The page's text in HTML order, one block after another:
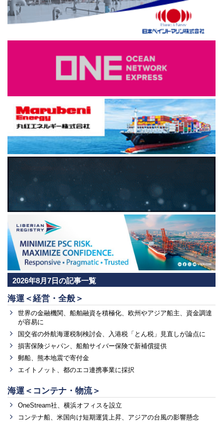
2026年8月7日の記事一覧
海運＜経営・全般＞
世界の金融機関、船舶融資を積極化、欧州やアジア船主、資金調達
が容易に
国交省の外航海運税制検討会、入港税「とん税」見直しが論点に
損害保険ジャパン、船舶サイバー保険で新補償提供
郵船、熊本地震で寄付金
エイトノット、都のエコ連携事業に採択
海運＜コンテナ・物流＞
OneStream社、横浜オフィスを設立
コンテナ船、米国向け短期運賃上昇、アジアの台風の影響懸念